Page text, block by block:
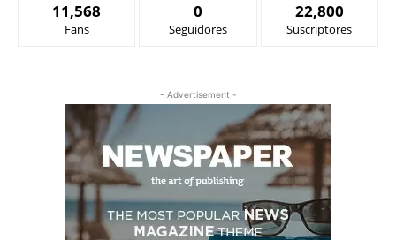
11,568
Fans
0
Seguidores
22,800
Suscriptores
- Advertisement -